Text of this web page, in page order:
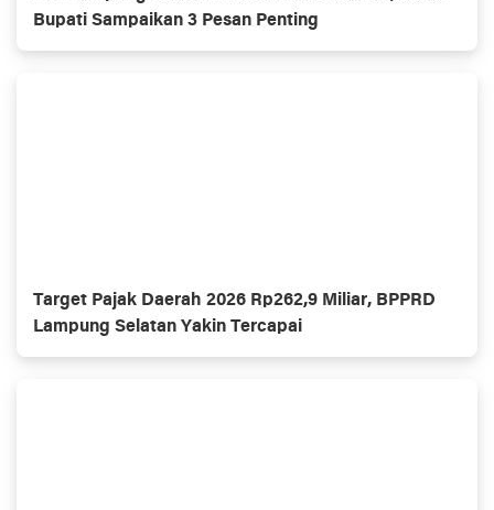
Bupati Sampaikan 3 Pesan Penting
Target Pajak Daerah 2026 Rp262,9 Miliar, BPPRD
Lampung Selatan Yakin Tercapai